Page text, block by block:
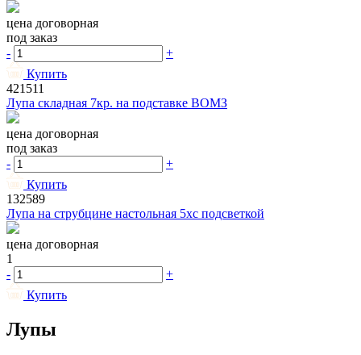
цена договорная
под заказ
-
+
Купить
421511
Лупа складная 7кр. на подставке ВОМЗ
цена договорная
под заказ
-
+
Купить
132589
Лупа на струбцине настольная 5хс подсветкой
цена договорная
1
-
+
Купить
Лупы